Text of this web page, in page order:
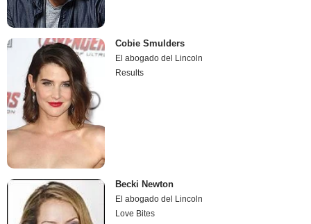
Cobie Smulders
El abogado del Lincoln
Results
Becki Newton
El abogado del Lincoln
Love Bites